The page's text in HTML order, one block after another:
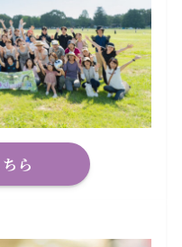
ら